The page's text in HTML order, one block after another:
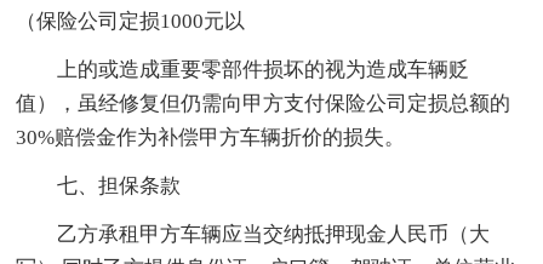
（保险公司定损1000元以
上的或造成重要零部件损坏的视为造成车辆贬
值），虽经修复但仍需向甲方支付保险公司定损总额的
30%赔偿金作为补偿甲方车辆折价的损失。
七、担保条款
乙方承租甲方车辆应当交纳抵押现金人民币（大